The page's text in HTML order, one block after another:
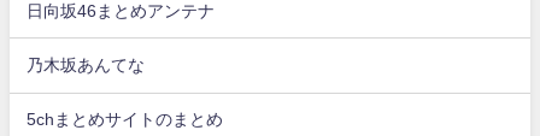
日向坂46まとめアンテナ
乃木坂あんてな
5chまとめサイトのまとめ